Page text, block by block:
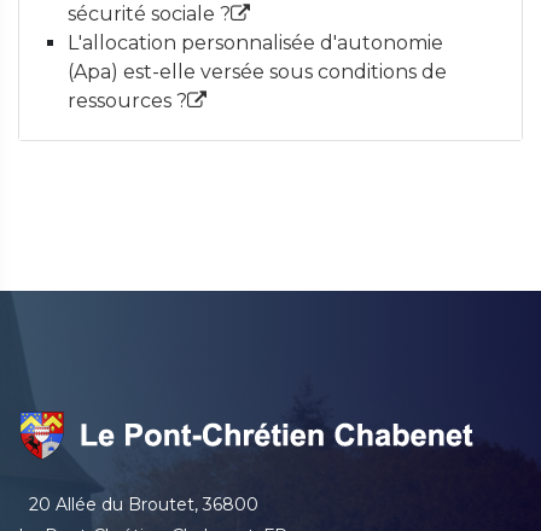
sécurité sociale ?
L'allocation personnalisée d'autonomie
(Apa) est-elle versée sous conditions de
ressources ?
20 Allée du Broutet, 36800